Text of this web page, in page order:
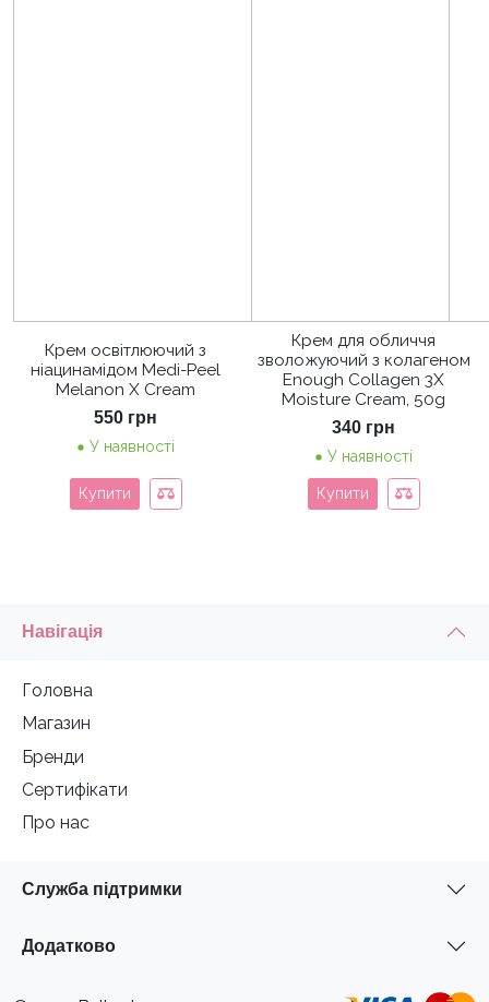
Крем освітлюючий з
ніацинамідом Medi-Peel
Melanon X Cream
550 грн
У наявності
Купити
Крем для обличчя
зволожуючий з колагеном
Enough Collagen 3X
Moisture Cream, 50g
340 грн
У наявності
Купити
Навігація
Головна
Магазин
Бренди
Сертифікати
Про нас
Служба підтримки
Додатково